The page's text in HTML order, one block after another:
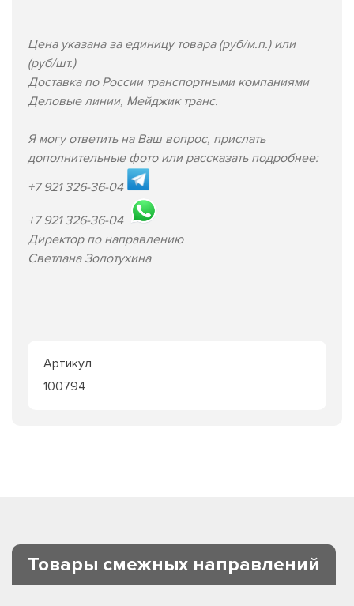
Цена указана за единицу товара (руб/м.п.) или
(руб/шт.)
Доставка по России транспортными компаниями
Деловые линии, Мейджик транс.
Я могу ответить на Ваш вопрос, прислать
дополнительные фото или рассказать подробнее:
+7 921 326-36-04
+7 921 326-36-04
Директор по направлению
Светлана Золотухина
Артикул
100794
Товары смежных направлений